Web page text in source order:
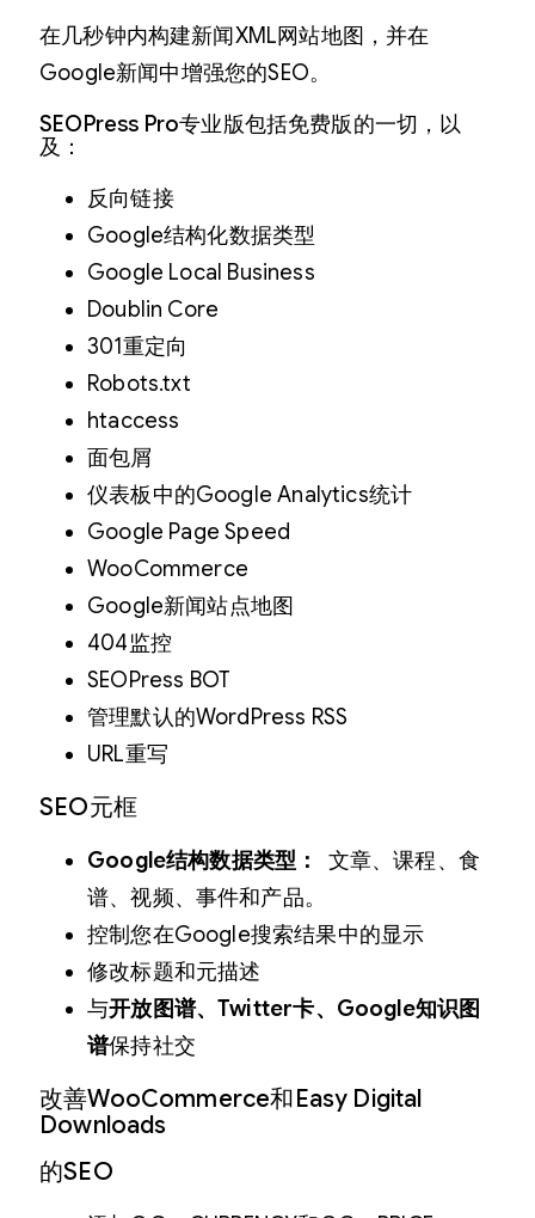
在几秒钟内构建新闻XML网站地图，并在
Google新闻中增强您的SEO。
SEOPress Pro专业版包括免费版的一切，以
及：
反向链接
Google结构化数据类型
Google Local Business
Doublin Core
301重定向
Robots.txt
htaccess
面包屑
仪表板中的Google Analytics统计
Google Page Speed
WooCommerce
Google新闻站点地图
404监控
SEOPress BOT
管理默认的WordPress RSS
URL重写
SEO元框
Google结构数据类型：
文章、课程、食
谱、视频、事件和产品。
控制您在Google搜索结果中的显示
修改标题和元描述
与开放图谱、Twitter卡、Google知识图
谱保持社交
改善WooCommerce和Easy Digital
Downloads
的SEO